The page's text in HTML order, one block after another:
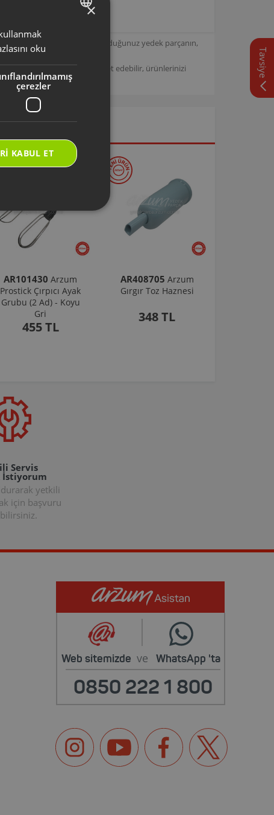
tasarlanmıştır. Seçmiş olduğunuz yedek parçanın,
Arzum Destek Sitemizi ziyaret edebilir, ürünlerinizi
AR101430 Arzum
Prostick Çırpıcı Ayak
Grubu (2 Ad) - Koyu
Gri
455 TL
AR408705 Arzum
Gırgır Toz Haznesi
348 TL
Servis
İstiyorum
yetkili
için başvuru
Web sitemizde ve WhatsApp 'ta
0850 222 1 800
Tavsiye
×
oku
çerezler
KABUL ET